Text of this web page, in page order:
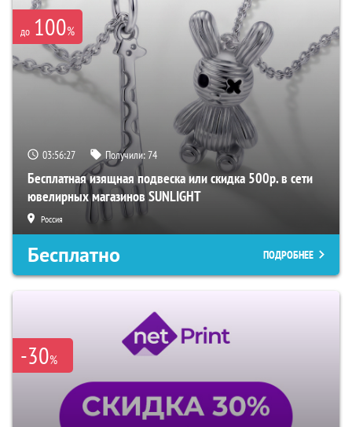
до 100%
03:56:26 Получили:74
Бесплатная изящная подвеска или скидка 500р. в сети
ювелирных магазинов SUNLIGHT
Россия
Бесплатно ПОДРОБНЕЕ
-30%